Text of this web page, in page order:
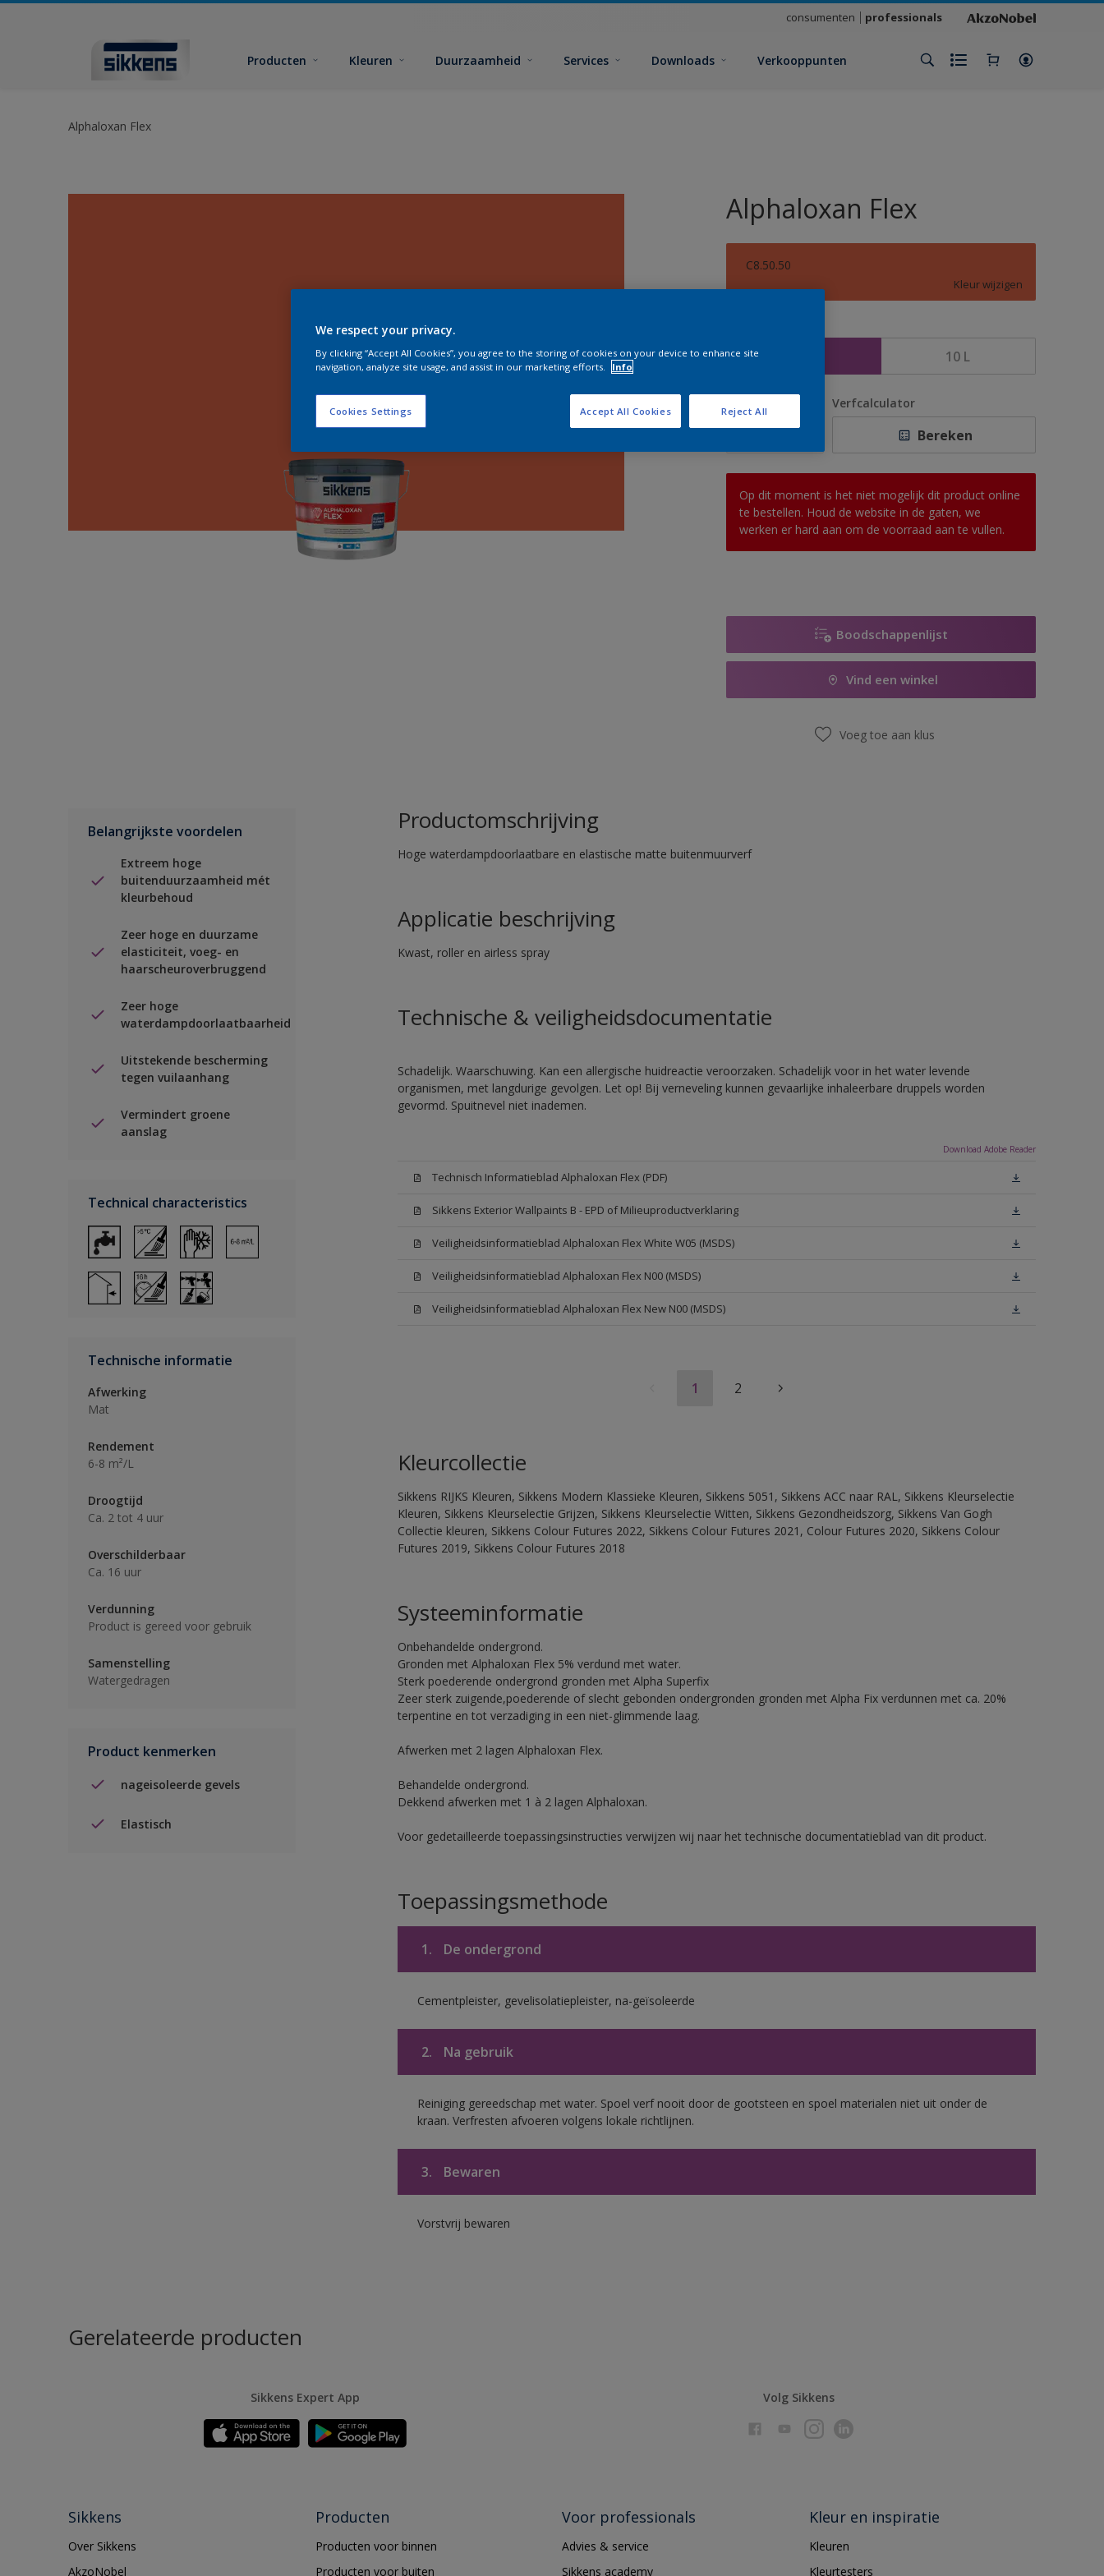
consumenten professionals
Producten Kleuren Duurzaamheid Services Downloads Verkooppunten
Alphaloxan Flex
Alphaloxan Flex
C8.50.50
Kleur wijzigen
10 L
Verfcalculator
Bereken
Op dit moment is het niet mogelijk dit product online
te bestellen. Houd de website in de gaten, we
werken er hard aan om de voorraad aan te vullen.
Boodschappenlijst
Vind een winkel
Voeg toe aan klus
Belangrijkste voordelen
Extreem hoge
buitenduurzaamheid mét
kleurbehoud
Zeer hoge en duurzame
elasticiteit, voeg- en
haarscheuroverbruggend
Zeer hoge
waterdampdoorlaatbaarheid
Uitstekende bescherming
tegen vuilaanhang
Vermindert groene
aanslag
Technical characteristics
Technische informatie
Afwerking
Mat
Rendement
6-8 m²/L
Droogtijd
Ca. 2 tot 4 uur
Overschilderbaar
Ca. 16 uur
Verdunning
Product is gereed voor gebruik
Samenstelling
Watergedragen
Product kenmerken
nageisoleerde gevels
Elastisch
Productomschrijving
Hoge waterdampdoorlaatbare en elastische matte buitenmuurverf
Applicatie beschrijving
Kwast, roller en airless spray
Technische & veiligheidsdocumentatie
Schadelijk. Waarschuwing. Kan een allergische huidreactie veroorzaken. Schadelijk voor in het water levende
organismen, met langdurige gevolgen. Let op! Bij verneveling kunnen gevaarlijke inhaleerbare druppels worden
gevormd. Spuitnevel niet inademen.
Download Adobe Reader
Technisch Informatieblad Alphaloxan Flex (PDF)
Sikkens Exterior Wallpaints B - EPD of Milieuproductverklaring
Veiligheidsinformatieblad Alphaloxan Flex White W05 (MSDS)
Veiligheidsinformatieblad Alphaloxan Flex N00 (MSDS)
Veiligheidsinformatieblad Alphaloxan Flex New N00 (MSDS)
1 2
Kleurcollectie
Sikkens RIJKS Kleuren, Sikkens Modern Klassieke Kleuren, Sikkens 5051, Sikkens ACC naar RAL, Sikkens Kleurselectie
Kleuren, Sikkens Kleurselectie Grijzen, Sikkens Kleurselectie Witten, Sikkens Gezondheidszorg, Sikkens Van Gogh
Collectie kleuren, Sikkens Colour Futures 2022, Sikkens Colour Futures 2021, Colour Futures 2020, Sikkens Colour
Futures 2019, Sikkens Colour Futures 2018
Systeeminformatie
Onbehandelde ondergrond.
Gronden met Alphaloxan Flex 5% verdund met water.
Sterk poederende ondergrond gronden met Alpha Superfix
Zeer sterk zuigende,poederende of slecht gebonden ondergronden gronden met Alpha Fix verdunnen met ca. 20%
terpentine en tot verzadiging in een niet-glimmende laag.
Afwerken met 2 lagen Alphaloxan Flex.
Behandelde ondergrond.
Dekkend afwerken met 1 à 2 lagen Alphaloxan.
Voor gedetailleerde toepassingsinstructies verwijzen wij naar het technische documentatieblad van dit product.
Toepassingsmethode
1. De ondergrond
Cementpleister, gevelisolatiepleister, na-geïsoleerde
2. Na gebruik
Reiniging gereedschap met water. Spoel verf nooit door de gootsteen en spoel materialen niet uit onder de
kraan. Verfresten afvoeren volgens lokale richtlijnen.
3. Bewaren
Vorstvrij bewaren
Gerelateerde producten
Sikkens Expert App Volg Sikkens
Sikkens
Over Sikkens
AkzoNobel
Producten
Producten voor binnen
Producten voor buiten
Voor professionals
Advies & service
Sikkens academy
Kleur en inspiratie
Kleuren
Kleurtesters
We respect your privacy.
By clicking “Accept All Cookies”, you agree to the storing of cookies on your device to enhance site
navigation, analyze site usage, and assist in our marketing efforts.
Info
Cookies Settings Reject All
Accept All Cookies